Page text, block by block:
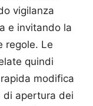
vigilanza
e invitando la
regole. Le
quindi
modifica
di apertura dei